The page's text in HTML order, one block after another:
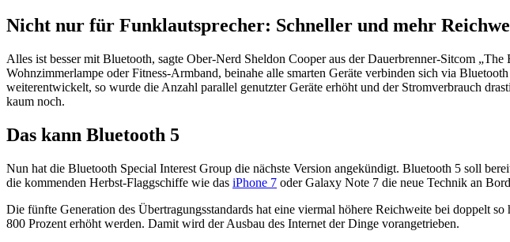
Nicht nur für Funklautsprecher: Schneller und mehr
Alles ist besser mit Bluetooth, sagte Ober-Nerd Sheldon Cooper aus der Dauerbrenner-Sitcom
Wohnzimmerlampe oder Fitness-Armband, beinahe alle smarten Geräte verbinden sich via
weiterentwickelt, so wurde die Anzahl parallel genutzter Geräte erhöht und der Stromverbrauch
kaum noch.
Das kann Bluetooth 5
Nun hat die Bluetooth Special Interest Group die nächste Version angekündigt. Bluetooth 5 soll
die kommenden Herbst-Flaggschiffe wie das iPhone 7 oder Galaxy Note 7 die neue Technik an
Die fünfte Generation des Übertragungsstandards hat eine viermal höhere Reichweite bei doppelt
800 Prozent erhöht werden. Damit wird der Ausbau des Internet der Dinge vorangetrieben.